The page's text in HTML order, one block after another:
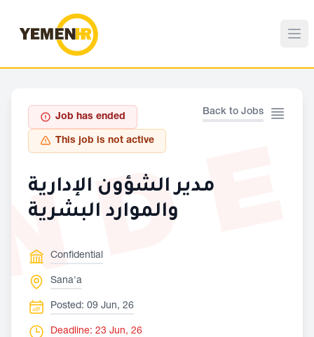
Back to Jobs
Job has ended
This job is not active
مدير الشؤون الإدارية
والموارد البشرية
Confidential
Sana'a
Posted: 09 Jun, 26
Deadline: 23 Jun, 26